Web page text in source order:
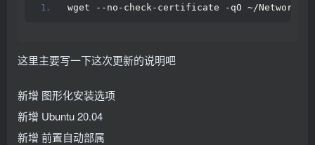
wget --no-check-certificate -qO ~/Network-
这里主要写一下这次更新的说明吧
新增 图形化安装选项
新增 Ubuntu 20.04
新增 前置自动部属